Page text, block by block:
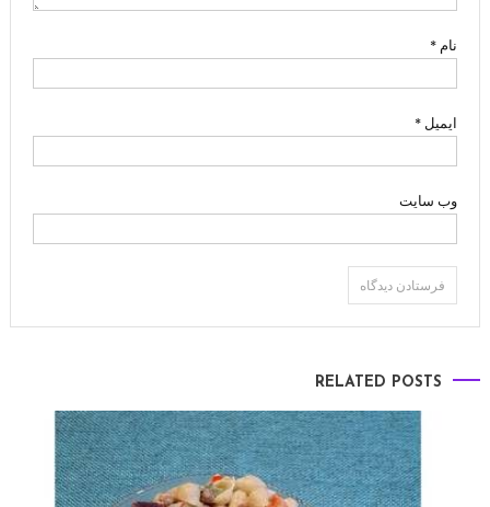
نام*
ایمیل *
وب‌ سایت
RELATED POSTS